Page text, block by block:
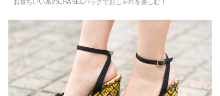
お育ちいい系のCHANELバッグでおしゃれを楽しむ！